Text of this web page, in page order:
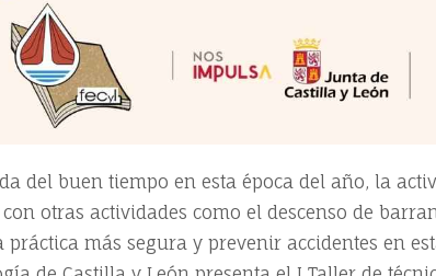
del buen tiempo en esta época del año, la
otras actividades como el descenso de
práctica más segura y prevenir accidentes en